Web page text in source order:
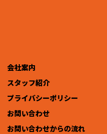
会社案内
スタッフ紹介
プライバシーポリシー
お問い合わせ
お問い合わせからの流れ